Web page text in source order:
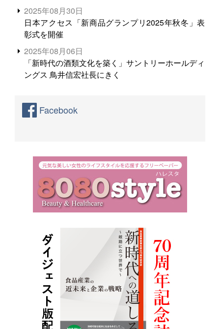
2025年08月30日
日本アクセス「新商品グランプリ2025年秋冬」表
彰式を開催
2025年08月06日
「新時代の酒類文化を築く」サントリーホールディ
ングス 鳥井信宏社長にきく
Facebook